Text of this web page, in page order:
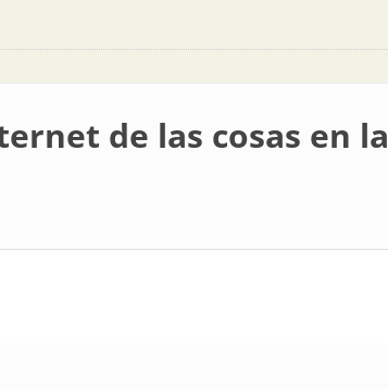
de las cosas en la